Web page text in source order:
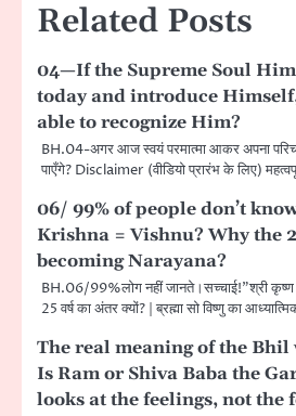
Related Posts
04—If the Supreme Soul
today and introduce
able to recognize Him?
BH.04-अगर आज स्वयं परमात्मा आकर अपना
पाएँगे? Disclaimer (वीडियो प्रारंभ के लिए)
06/ 99% of people don’t
Krishna = Vishnu? Why the
becoming Narayana?
BH.06/99%लोग नहीं जानते।सच्चाई!”श्री कृष्ण
25 वर्ष का अंतर क्यों? | ब्रह्मा सो विष्णु का
The real meaning of the Bhil
Is Ram or Shiva Baba the
looks at the feelings, not the